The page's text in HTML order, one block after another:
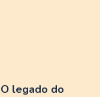
legado do